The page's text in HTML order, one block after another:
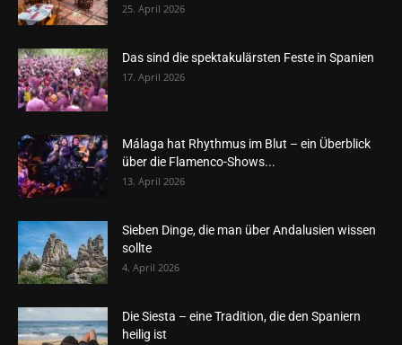
25. April 2026
Das sind die spektakulärsten Feste in Spanien
17. April 2026
Málaga hat Rhythmus im Blut – ein Überblick
über die Flamenco-Shows...
13. April 2026
Sieben Dinge, die man über Andalusien wissen
sollte
4. April 2026
Die Siesta – eine Tradition, die den Spaniern
heilig ist